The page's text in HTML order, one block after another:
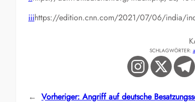
iiihttps://edition.cnn.com/2021/07/06/india/
SCHLAGWÖRTER:
← Vorheriger: Angriff auf deutsche